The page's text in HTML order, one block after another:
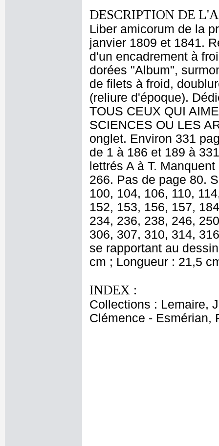
DESCRIPTION DE
Liber amicorum de la
janvier 1809 et 1841.
d'un encadrement à
dorées "Album",
de filets à froid,
(reliure d'époque).
TOUS CEUX QUI
SCIENCES OU LES
onglet. Environ 331
de 1 à 186 et 189 à
lettrés A à T.
266. Pas de page 80.
100, 104, 106, 110,
152, 153, 156, 157,
234, 236, 238, 246,
306, 307, 310, 314,
se rapportant au
cm ; Longueur : 21,5
INDEX :
Collections : Lemaire,
Clémence - Esmérian,